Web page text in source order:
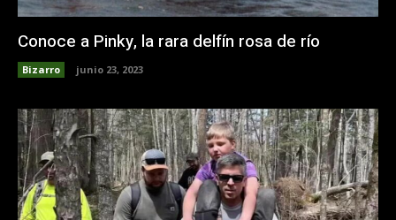
Conoce a Pinky, la rara delfín rosa de río
Bizarro junio 23, 2023